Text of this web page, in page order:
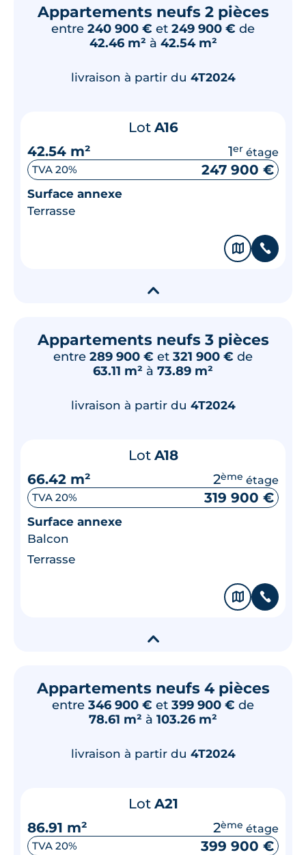
Appartements neufs 2 pièces
entre 240 900 € et 249 900 € de
42.46 m² à 42.54 m²
livraison à partir du 4T2024
Lot A16
42.54 m²
1er étage
TVA 20% 247 900 €
Surface annexe
Terrasse
🗞 📞
▾
Appartements neufs 3 pièces
entre 289 900 € et 321 900 € de
63.11 m² à 73.89 m²
livraison à partir du 4T2024
Lot A18
66.42 m²
2ème étage
TVA 20% 319 900 €
Surface annexe
Balcon
Terrasse
🗞 📞
▾
Appartements neufs 4 pièces
entre 346 900 € et 399 900 € de
78.61 m² à 103.26 m²
livraison à partir du 4T2024
Lot A21
86.91 m²
2ème étage
TVA 20% 399 900 €